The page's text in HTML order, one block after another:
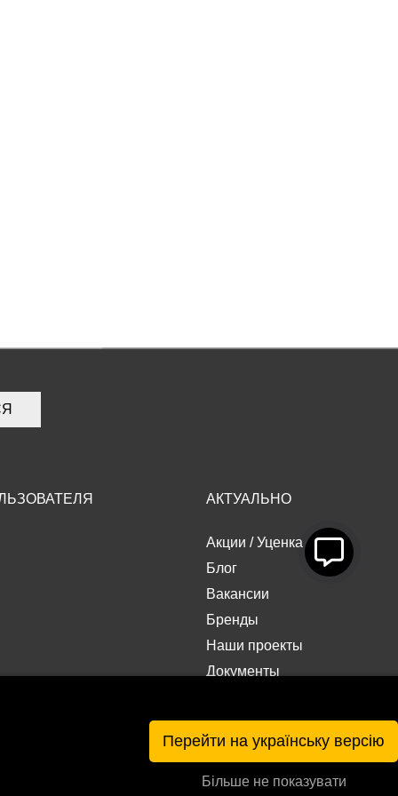
АКТУАЛЬНО
Акции /Уценка
Блог
Вакансии
Бренды
Наши проекты
Документы
Перейти на українську версію
Більше не показувати